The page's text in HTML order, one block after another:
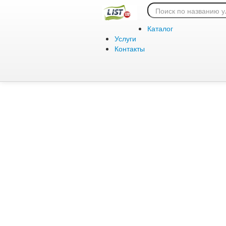
Каталог
Услуги
Контакты
Ошибка